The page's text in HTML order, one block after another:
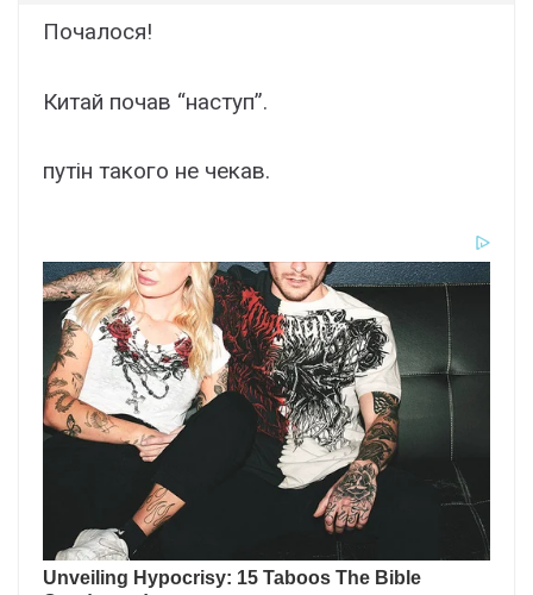
Почалося!
Китай почав “наступ”.
путін такого не чекав.